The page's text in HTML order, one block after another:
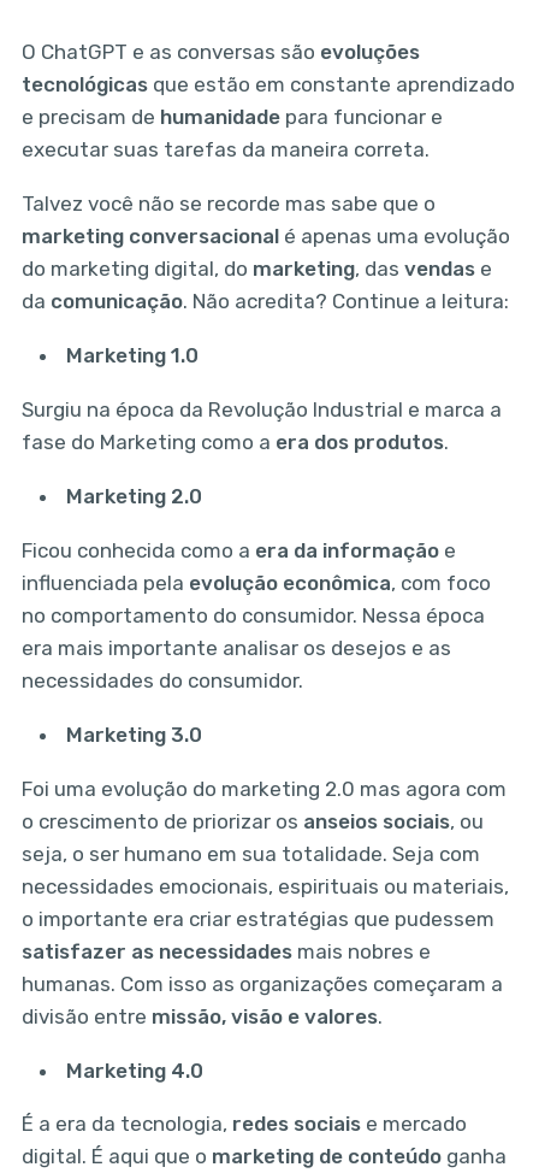
O ChatGPT e as conversas são evoluções
tecnológicasque estão em constante aprendizado
e precisam de humanidadepara funcionar e
executar suas tarefas da maneira correta.
Talvez você não se recorde mas sabe que o
marketing conversacionalé apenas uma evolução
do marketing digital, do marketing, das vendase
da comunicação. Não acredita? Continue a leitura:
Marketing 1.0
Surgiu na época da Revolução Industrial e marca a
fase do Marketing como a era dos produtos.
Marketing 2.0
Ficou conhecida como a era da informaçãoe
influenciada pela evolução econômica, com foco
no comportamento do consumidor. Nessa época
era mais importante analisar os desejos e as
necessidades do consumidor.
Marketing 3.0
Foi uma evolução do marketing 2.0 mas agora com
o crescimento de priorizar os anseios sociais, ou
seja, o ser humano em sua totalidade. Seja com
necessidades emocionais, espirituais ou materiais,
o importante era criar estratégias que pudessem
satisfazer as necessidadesmais nobres e
humanas. Com isso as organizações começaram a
divisão entre missão, visão e valores.
Marketing 4.0
É a era da tecnologia, redes sociaise mercado
digital. É aqui que o marketing de conteúdoganha